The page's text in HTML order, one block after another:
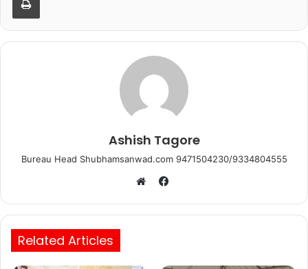
o
o
p
Ashish Tagore
Bureau Head Shubhamsanwad.com 9471504230/9334804555
Facebook
Related Articles